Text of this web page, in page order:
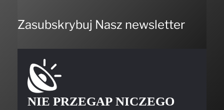
Zasubskrybuj Nasz newsletter
NIE PRZEGAP NICZEGO